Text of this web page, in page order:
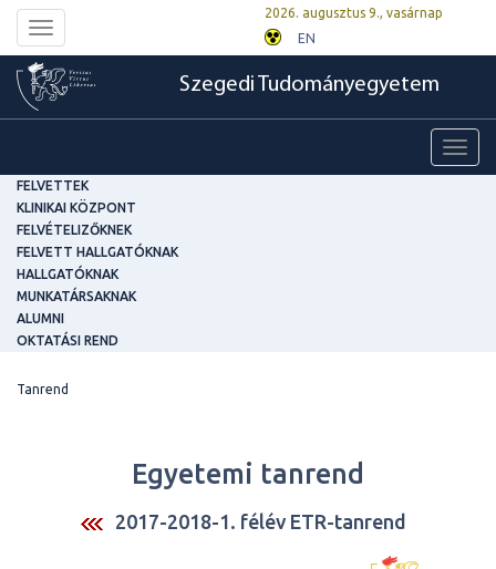
Toggle
navigation
2026. augusztus 9., vasárnap
EN
Szegedi Tudományegyetem
FELVETTEK
KLINIKAI KÖZPONT
FELVÉTELIZŐKNEK
FELVETT HALLGATÓKNAK
HALLGATÓKNAK
MUNKATÁRSAKNAK
ALUMNI
OKTATÁSI REND
Tanrend
Egyetemi tanrend
2017-2018-1. félév ETR-tanrend